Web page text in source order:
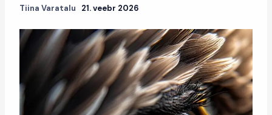
Tiina Varatalu 21. veebr 2026